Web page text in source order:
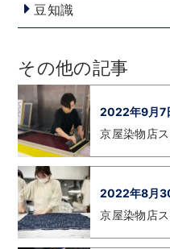
豆知識
その他の記事
2022年9月7
京屋染物店
2022年8月
京屋染物店